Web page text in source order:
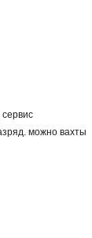
можно вахты